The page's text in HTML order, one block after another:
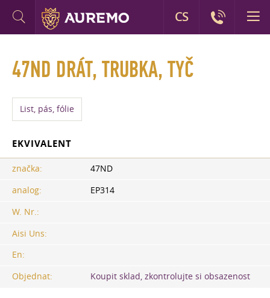
47ND DRÁT, TRUBKA, TYČ
List, pás, fólie
EKVIVALENT
značka:
47ND
analog:
EP314
W. Nr.:
Aisi Uns:
En:
Objednat:
Koupit sklad, zkontrolujte si obsazenost
CS